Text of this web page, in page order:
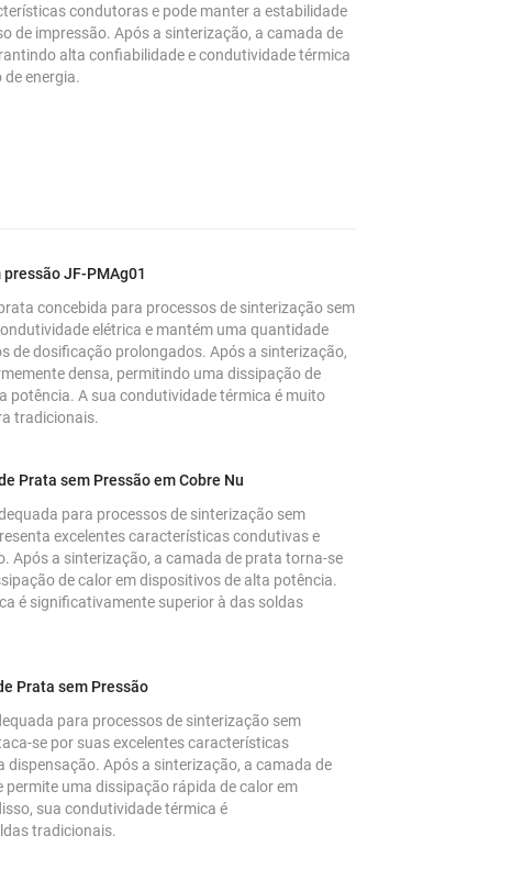
condutoras e pode manter a estabilidade
de impressão. Após a sinterização, a camada de
alta confiabilidade e condutividade térmica
energia.
JF-PMAg01
concebida para processos de sinterização sem
elétrica e mantém uma quantidade
de dosificação prolongados. Após a sinterização,
densa, permitindo uma dissipação de
potência. A sua condutividade térmica é muito
tradicionais.
Prata sem Pressão em Cobre Nu
para processos de sinterização sem
excelentes características condutivas e
Após a sinterização, a camada de prata torna-se
de calor em dispositivos de alta potência.
é significativamente superior à das soldas
Prata sem Pressão
para processos de sinterização sem
se por suas excelentes características
dispensação. Após a sinterização, a camada de
uma dissipação rápida de calor em
sua condutividade térmica é
tradicionais.